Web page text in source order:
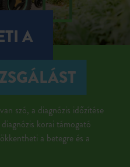
A
szó, a diagnózis időzítése
korai támogató
a betegre és a